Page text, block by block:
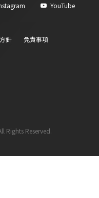
YouTube
針 免責事項
Rights Reserved.